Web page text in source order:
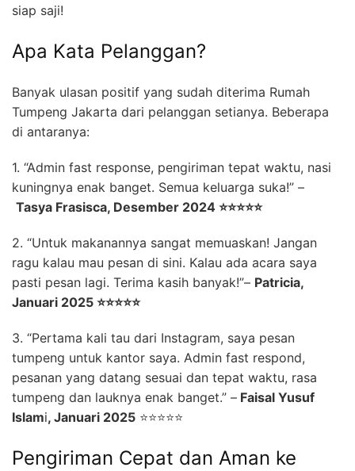
siap saji!
Apa Kata Pelanggan?
Banyak ulasan positif yang sudah diterima Rumah
Tumpeng Jakarta dari pelanggan setianya. Beberapa
di antaranya:
1. “Admin fast response, pengiriman tepat waktu, nasi
kuningnya enak banget. Semua keluarga suka!” –
Tasya Frasisca, Desember 2024 ⭐⭐⭐⭐⭐
2. “Untuk makanannya sangat memuaskan! Jangan
ragu kalau mau pesan di sini. Kalau ada acara saya
pasti pesan lagi. Terima kasih banyak!”– Patricia,
Januari 2025 ⭐⭐⭐⭐⭐
3. “Pertama kali tau dari Instagram, saya pesan
tumpeng untuk kantor saya. Admin fast respond,
pesanan yang datang sesuai dan tepat waktu, rasa
tumpeng dan lauknya enak banget.” – Faisal Yusuf
Islami, Januari 2025 ⭐⭐⭐⭐⭐
Pengiriman Cepat dan Aman ke